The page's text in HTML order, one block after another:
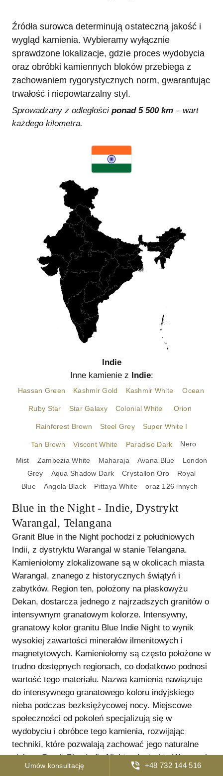
Źródła surowca determinują ostateczną jakość i
wygląd kamienia. Wybieramy wyłącznie
sprawdzone lokalizacje, gdzie proces wydobycia
oraz obróbki kamiennych bloków przebiega z
zachowaniem rygorystycznych norm, gwarantując
trwałość i niepowtarzalny styl.
Sprowadzany z odległości ponad 5 500km – wart
każdego kilometra.
Indie
Inne kamienie z Indie:
Hassan Green Kashmir Gold Kashmir White Ocean
Ruby Star Star Galaxy Colonial White Orion
Rainforest Brown Steel Grey Super White I
Tan Brown Viscont White Paradiso Dark Nero
Mist Zambezia White Maharaja Avana Blue
London
Grey
Aqua Shadow Dark Crystallon Oro
Royal
Blue
Angola Black Pittaya White oraz 126 innych
Blue in the Night - Indie, Dystrykt
Warangal, Telangana
Granit Blue in the Night pochodzi z południowych
Indii, z dystryktu Warangal w stanie Telangana.
Kamieniołomy zlokalizowane są w okolicach miasta
Warangal, znanego z historycznych świątyń i
zabytków. Region ten, położony na płaskowyżu
Dekan, dostarcza jednego z najrzadszych granitów o
intensywnym granatowym kolorze. Intensywny,
granatowy kolor granitu Blue Indie Night to wynik
wysokiej zawartości minerałów ilmenitowych i
magnetytowych. Kamieniołomy są często położone w
trudno dostępnych regionach, co dodatkowo podnosi
wartość tego materiału. Nazwa kamienia nawiązuje
do intensywnego granatowego koloru indyjskiego
nieba podczas bezksiężycowej nocy. Miejscowe
społeczności od pokoleń specjalizują się w
wydobyciu i obróbce tego kamienia, rozwijając
techniki, które pozwalają zachować jego naturalne
piękno. Granit Blue Indie Night z dystryktu Warangal
jest ceniony na światowych rynkach za swoje
Umów konsultację +48 732 144 516